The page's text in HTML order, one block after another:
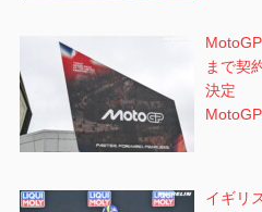
まで契
決定
MotoGP
イギリ